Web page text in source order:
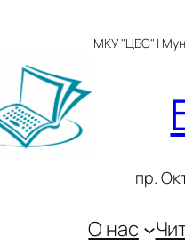
МКУ "ЦБС" |
пр.
О нас